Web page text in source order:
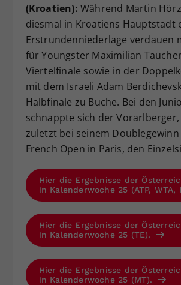
(Kroatien): Während Martin
diesmal in Kroatiens Hauptstadt
Erstrundenniederlage verdauen
für Youngster Maximilian
Viertelfinale sowie in der
mit dem Israeli Adam
Halbfinale zu Buche. Bei den
schnappte sich der Vorarlberger,
zuletzt bei seinem
French Open in Paris, den
Hier die Ergebnisse der
in Kalenderwoche 25 (ATP, WTA,
Hier die Ergebnisse der
in Kalenderwoche 25 (TE).
Hier die Ergebnisse der
in Kalenderwoche 25 (MT).